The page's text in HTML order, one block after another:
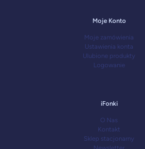
Moje Konto
Moje zamówienia
Ustawienia konta
Ulubione produkty
Logowanie
iFonki
O Nas
Kontakt
Sklep stacjonarny